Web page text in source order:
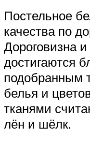
Постельное
качества по
Дороговизна и
достигаются
подобранным
белья и
тканями
лён и шёлк.